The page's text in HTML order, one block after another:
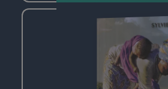
supplémentaires couvrent la
Brigitte Fontaine, etc.) Public:
retrouver ensemble les grands